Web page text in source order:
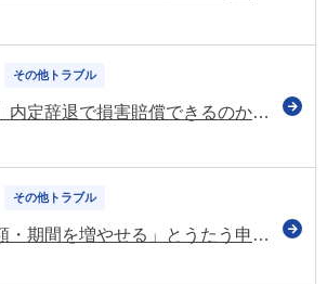
その他トラブル
【専門家コラム】内定辞退で損害賠償できるのか？企業側の法的リスクと現実的な対処法
その他トラブル
「失業保険の金額・期間を増やせる」とうたう申請サポートにご注意ください（東京労働局など）